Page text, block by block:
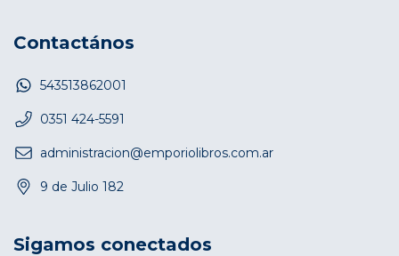
Contactános
543513862001
0351 424-5591
administracion@emporiolibros.com.ar
9 de Julio 182
Sigamos conectados